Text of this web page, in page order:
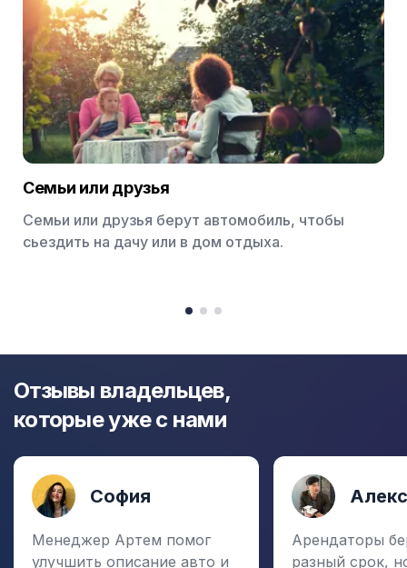
Семьи или друзья
Семьи или друзья берут автомобиль, чтобы
сьездить на дачу или в дом отдыха.
item
itemitem
3
Отзывы владельцев,
которые уже с нами
София
Менеджер Артем помог
улучшить описание авто и
Арендаторы
разный срок,